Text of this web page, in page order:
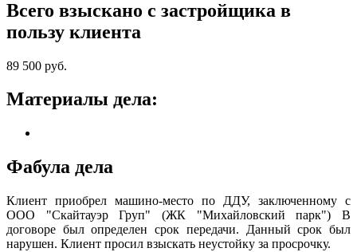
Всего взыскано с застройщика в
пользу клиента
89 500 руб.
Материалы дела:
Фабула дела
Клиент приобрел машино-место по ДДУ, заключенному с
ООО "Скайтауэр Груп" (ЖК "Михайловский парк") В
договоре был определен срок передачи. Данный срок был
нарушен. Клиент просил взыскать неустойку за просрочку.